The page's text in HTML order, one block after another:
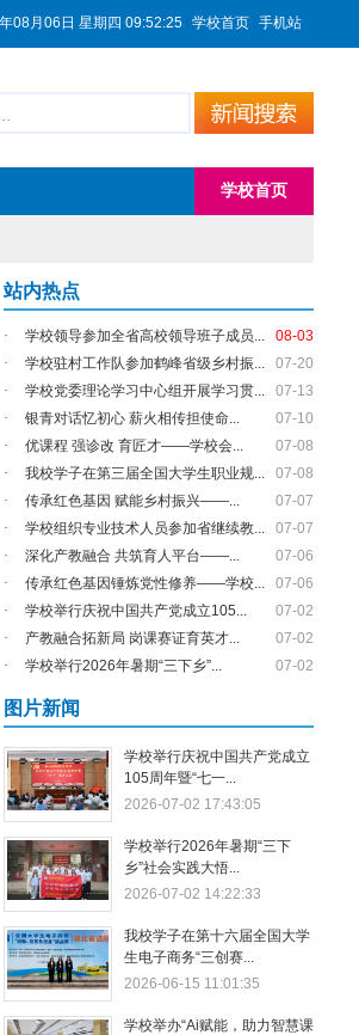
08月06日 星期四 09:52:25 学校首页 手机站
学校首页
站内热点
· 学校领导参加全省高校领导班子成员...
08-03
·
学校驻村工作队参加鹤峰省级乡村振...
07-20
·
学校党委理论学习中心组开展学习贯...
07-13
·
银青对话忆初心 薪火相传担使命...
07-10
·
优课程 强诊改 育匠才——学校会...
07-08
·
我校学子在第三届全国大学生职业规...
07-08
·
传承红色基因 赋能乡村振兴——...
07-07
·
学校组织专业技术人员参加省继续教...
07-07
·
深化产教融合 共筑育人平台——...
07-06
·
传承红色基因锤炼党性修养——学校...
07-06
·
学校举行庆祝中国共产党成立105...
07-02
·
产教融合拓新局 岗课赛证育英才...
07-02
·
学校举行2026年暑期“三下乡”... 07-02
图片新闻
学校举行庆祝中国共产党成立
105周年暨“七一...
2026-07-02 17:43:05
学校举行2026年暑期“三下
乡”社会实践大悟...
2026-07-02 14:22:33
我校学子在第十六届全国大学
生电子商务“三创赛...
2026-06-15 11:01:35
学校举办“Ai赋能，助力智慧课